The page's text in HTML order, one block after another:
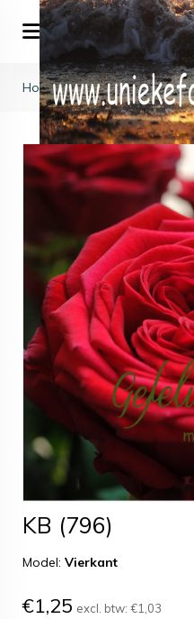
Home>Huwelijk>KB (796)
KB (796)
Model: Vierkant
€1,25 excl. btw: €1,03